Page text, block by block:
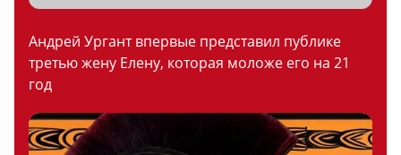
Андрей Ургант впервые представил публике
третью жену Елену, которая моложе его на 21
год